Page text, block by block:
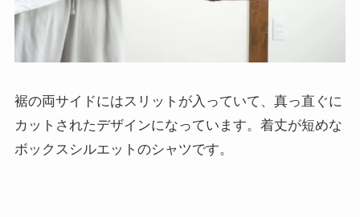
裾の両サイドにはスリットが入っていて、真っ直ぐに
カットされたデザインになっています。着丈が短めな
ボックスシルエットのシャツです。